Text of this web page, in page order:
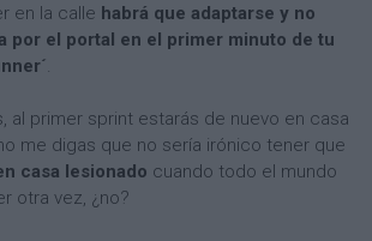
en la calle habrá que adaptarse y no
por el portal en el primer minuto de tu
.
al primer sprint estarás de nuevo en casa
me digas que no sería irónico tener que
casa lesionado cuando todo el mundo
otra vez, ¿no?